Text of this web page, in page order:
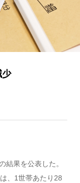
果を公表した。
、1世帯あたり28